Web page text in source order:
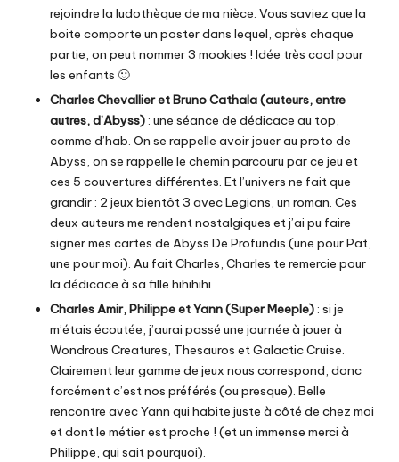
rejoindre la ludothèque de ma nièce. Vous saviez que la
boite comporte un poster dans lequel, après chaque
partie, on peut nommer 3 mookies ! Idée très cool pour
les enfants 🙂
Charles Chevallier et Bruno Cathala (auteurs, entre
autres, d’Abyss): une séance de dédicace au top,
comme d’hab. On se rappelle avoir jouer au proto de
Abyss, on se rappelle le chemin parcouru par ce jeu et
ces 5 couvertures différentes. Et l’univers ne fait que
grandir : 2 jeux bientôt 3 avec Legions, un roman. Ces
deux auteurs me rendent nostalgiques et j’ai pu faire
signer mes cartes de Abyss De Profundis (une pour Pat,
une pour moi). Au fait Charles, Charles te remercie pour
la dédicace à sa fille hihihihi
Charles Amir, Philippe et Yann (Super Meeple): si je
m’étais écoutée, j’aurai passé une journée à jouer à
Wondrous Creatures, Thesauros etGalactic Cruise.
Clairement leur gamme de jeux nous correspond, donc
forcément c’est nos préférés (ou presque). Belle
rencontre avec Yann qui habite juste à côté de chez moi
et dont le métier est proche ! (et un immense merci à
Philippe, qui sait pourquoi).